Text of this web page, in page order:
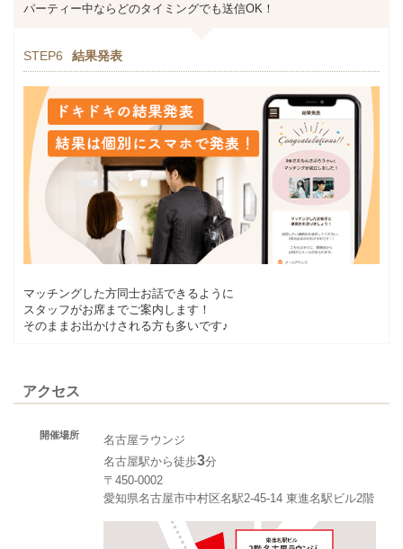
パーティー中ならどのタイミングでも送信OK！
STEP6 結果発表
マッチングした方同士お話できるように
スタッフがお席までご案内します！
そのままお出かけされる方も多いです♪
アクセス
開催場所
名古屋ラウンジ
名古屋駅から徒歩3分
〒450-0002
愛知県名古屋市中村区名駅2-45-14 東進名駅ビル2階